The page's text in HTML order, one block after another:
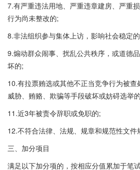
7.有严重违法用地、严重违章建房、严重
行为尚未整改的;
8.非法组织参与集体上访，影响社会稳定
9.煽动群众闹事、扰乱公共秩序，或道德
坏的;
10.有拉票贿选或其他不正当竞争行为被查
威胁、贿赂、欺骗等手段破坏或妨碍选举
11.近3年被责令辞职或免职的;
12.不符合法律、法规、规章和规范性文件
三、加分项目
满足以下加分项的，按相应分值累加于笔